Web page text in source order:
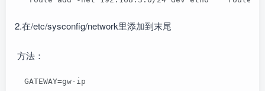
2.在/etc/sysconfig/network里添加到末尾
方法：
  GATEWAY=gw-ip